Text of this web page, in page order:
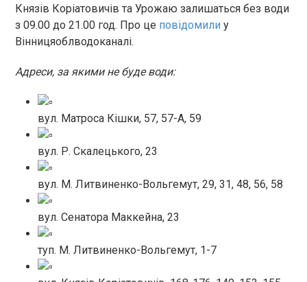
Князів Коріатовичів та Урожаю залишаться без води
з 09.00 до 21.00 год. Про це повідомили у
Вінницяоблводоканалі.
Адреси, за якими не буде води:
вул. Матроса Кішки, 57, 57-А, 59
вул. Р. Скалецького, 23
вул. М. Литвиненко-Вольгемут, 29, 31, 48, 56, 58
вул. Сенатора Маккейна, 23
туп. М. Литвиненко-Вольгемут, 1-7